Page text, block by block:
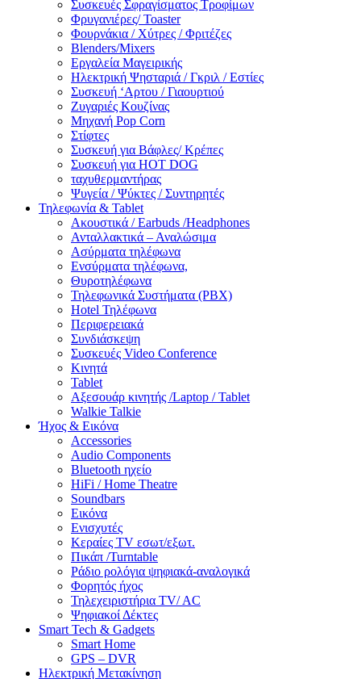
Συσκευές Σφραγίσματος Τροφίμων
Φρυγανιέρες/ Toaster
Φουρνάκια / Χύτρες / Φριτέζες
Blenders/Mixers
Εργαλεία Μαγειρικής
Ηλεκτρική Ψησταριά / Γκριλ / Eστίες
Συσκευή ‘Αρτου / Γιαουρτιού
Ζυγαριές Κουζίνας
Μηχανή Pop Corn
Στίφτες
Συσκευή για Βάφλες/ Κρέπες
Συσκευή για HOT DOG
ταχυθερμαντήρας
Ψυγεία / Ψύκτες / Συντηρητές
Τηλεφωνία & Tablet
Ακουστικά / Earbuds /Headphones
Ανταλλακτικά – Αναλώσιμα
Ασύρματα τηλέφωνα
Ενσύρματα τηλέφωνα,
Θυροτηλέφωνα
Τηλεφωνικά Συστήματα (PBX)
Hotel Τηλέφωνα
Περιφερειακά
Συνδιάσκεψη
Συσκευές Video Conference
Κινητά
Tablet
Αξεσουάρ κινητής /Laptop / Tablet
Walkie Talkie
Ήχος & Εικόνα
Accessories
Audio Components
Bluetooth ηχείο
HiFi / Home Theatre
Soundbars
Εικόνα
Ενισχυτές
Κεραίες TV εσωτ/εξωτ.
Πικάπ /Turntable
Ράδιο ρολόγια ψηφιακά-αναλογικά
Φορητός ήχος
Τηλεχειριστήρια TV/ AC
Ψηφιακοί Δέκτες
Smart Tech & Gadgets
Smart Home
GPS – DVR
Ηλεκτρική Μετακίνηση